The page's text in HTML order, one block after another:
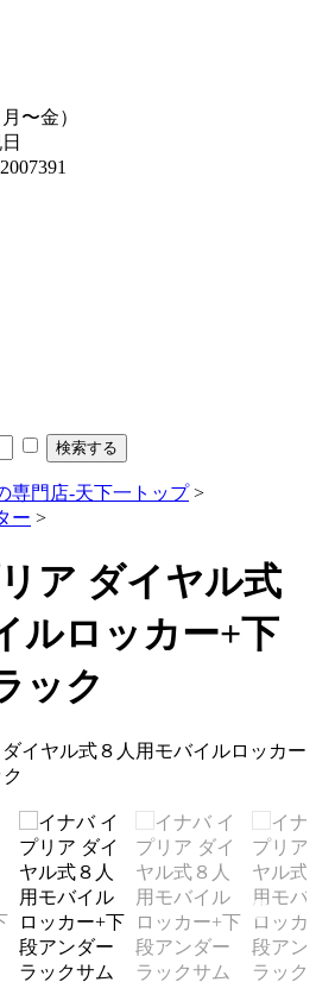
〜金）
専門店-天下一トップ>
ー >
ア ダイヤル式
ルロッカー+下
ック